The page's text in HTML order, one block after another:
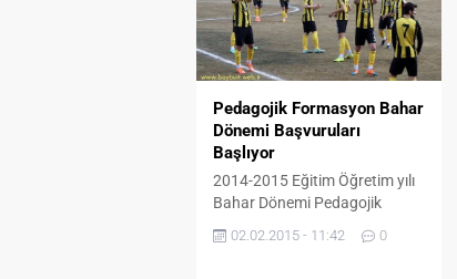
Pedagojik Formasyon Bahar
Dönemi Başvuruları
Başlıyor
2014-2015 Eğitim Öğretim yılı
Bahar Dönemi Pedagojik
Formasyon Sertifika Programı
kapsamında YÖK tarafından
02.02.2015 - 11:42 0